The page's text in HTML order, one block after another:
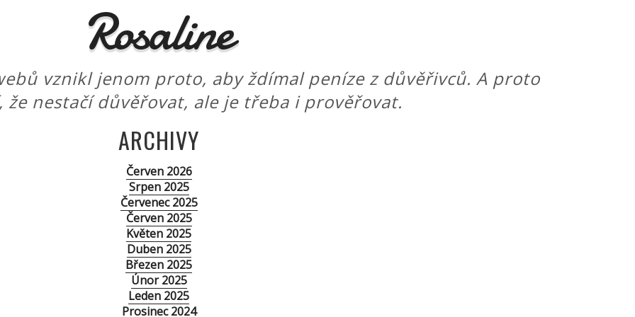
Rosaline
vznikl jenom proto, aby ždímal peníze z důvěřivců. A proto
že nestačí důvěřovat, ale je třeba i prověřovat.
ARCHIVY
Červen 2026
Srpen 2025
Červenec 2025
Červen 2025
Květen 2025
Duben 2025
Březen 2025
Únor 2025
Leden 2025
Prosinec 2024